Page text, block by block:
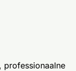
professionaalne